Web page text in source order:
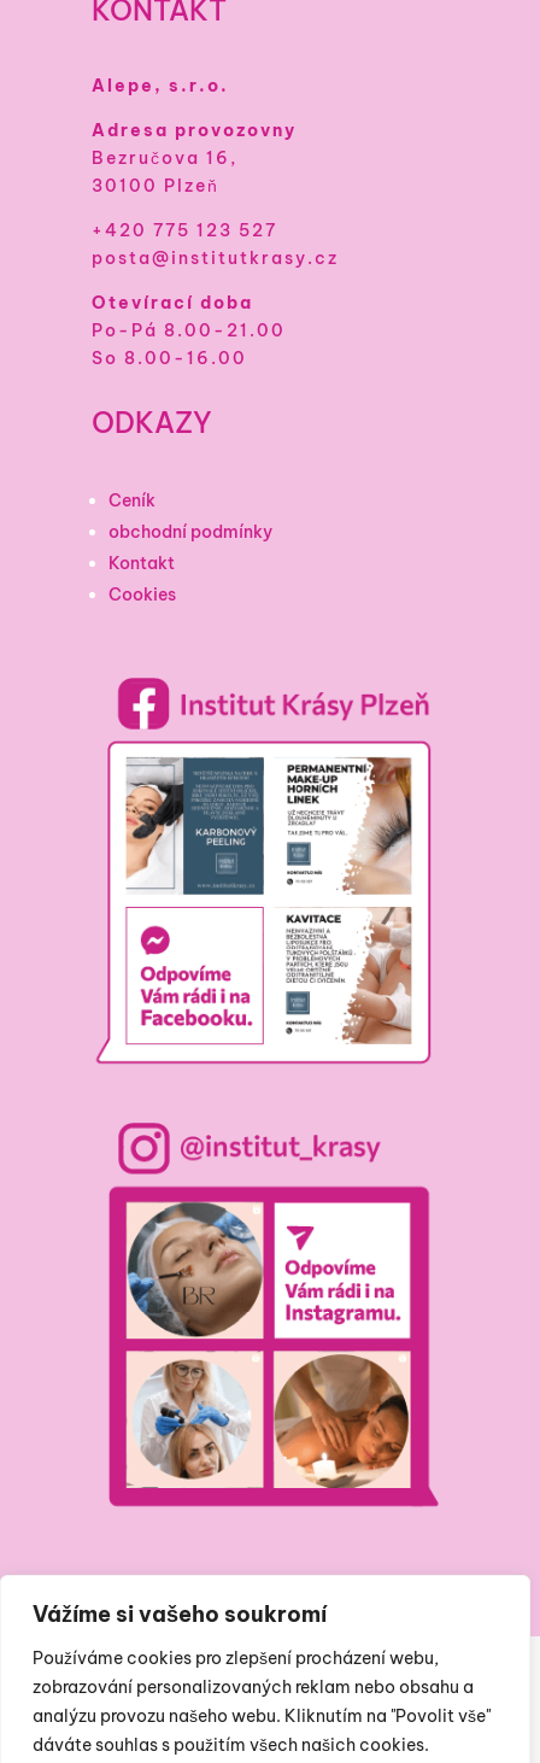
Vážíme si vašeho soukromí
Používáme cookies pro zlepšení procházení webu,
zobrazování personalizovaných reklam nebo obsahu a
analýzu provozu našeho webu. Kliknutím na "Povolit vše"
dáváte souhlas s použitím všech našich cookies.
KONTAKT
Alepe, s.r.o.
Adresa provozovny
Bezručova 16,
30100 Plzeň
+420 775 123 527
posta@institutkrasy.cz
Otevírací doba
Po-Pá 8.00-21.00
So 8.00-16.00
ODKAZY
Ceník
obchodní podmínky
Kontakt
Cookies
posta@institutkrasy.cz